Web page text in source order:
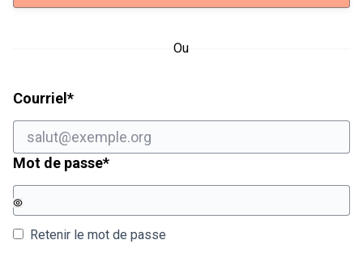
Ou
Courriel *Champ obligatoire
Mot de passe*Champ obligatoire
Retenir le mot de passe